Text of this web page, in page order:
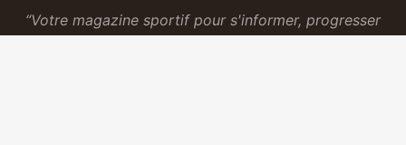
“Votre magazine sportif pour s'informer, progresser